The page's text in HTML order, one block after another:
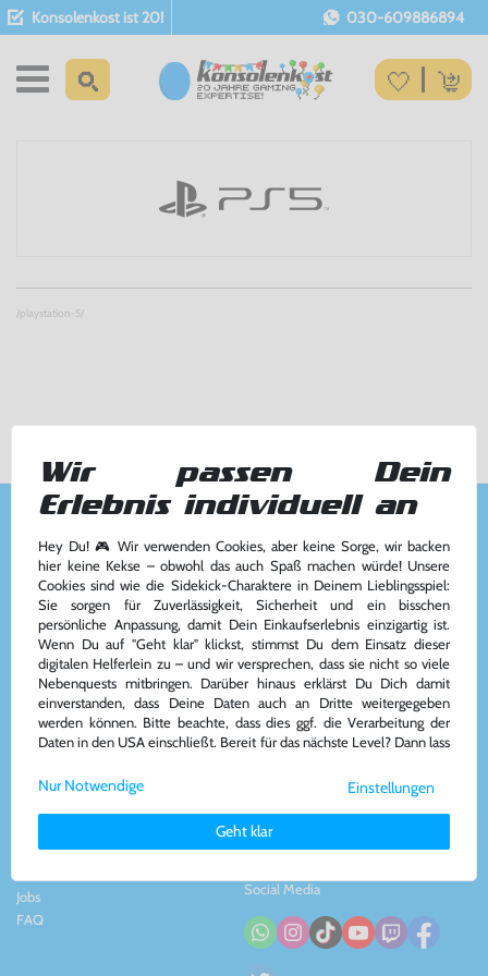
Konsolenkost ist 20! 030-609886894
/playstation-5/
Kundenservice
Kontakt&Team
AGB
Widerrufsrecht
Impressum
& Datenschutz
Zahlung und Versand
Vertrag widerrufen
Kontakt
Konsolenkost GmbH
Plauener Str. 163-165
13053 Berlin, DE
Tel: +49 30 - 609886894
Mail: info@konsolenkost.de
www.konsolenkost.de
Über das Unternehmen
Partnerprogramm
Jobs
FAQ
Social Media
Wir passen Dein
Erlebnis individuell an
Hey Du! 🎮 Wir verwenden Cookies, aber keine Sorge, wir backen
hier keine Kekse – obwohl das auch Spaß machen würde! Unsere
Cookies sind wie die Sidekick-Charaktere in Deinem Lieblingsspiel:
Sie sorgen für Zuverlässigkeit, Sicherheit und ein bisschen
persönliche Anpassung, damit Dein Einkaufserlebnis einzigartig ist.
Wenn Du auf "Geht klar" klickst, stimmst Du dem Einsatz dieser
digitalen Helferlein zu – und wir versprechen, dass sie nicht so viele
Nebenquests mitbringen. Darüber hinaus erklärst Du Dich damit
einverstanden, dass Deine Daten auch an Dritte weitergegeben
werden können. Bitte beachte, dass dies ggf. die Verarbeitung der
Daten in den USA einschließt. Bereit für das nächste Level? Dann lass
Weitere Informationen zu den von uns verwendeten Cookies und
Deinen Rechten als Nutzer findest Du in unsererDaten­schutz­
Impressum.
Einstellungen
Geht klar
Nur Notwendige